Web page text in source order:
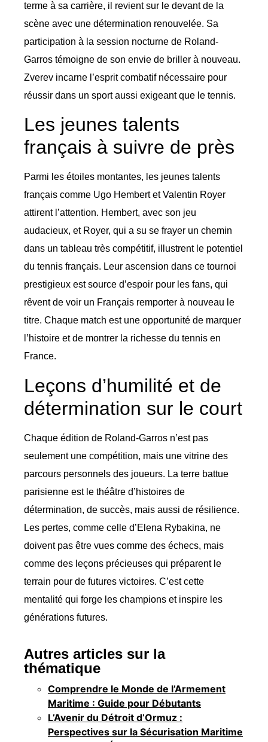
terme à sa carrière, il revient sur le devant de la
scène avec une détermination renouvelée. Sa
participation à la session nocturne de Roland-
Garros témoigne de son envie de briller à nouveau.
Zverev incarne l’esprit combatif nécessaire pour
réussir dans un sport aussi exigeant que le tennis.
Les jeunes talents
français à suivre de près
Parmi les étoiles montantes, les jeunes talents
français comme Ugo Hembert et Valentin Royer
attirent l’attention. Hembert, avec son jeu
audacieux, et Royer, qui a su se frayer un chemin
dans un tableau très compétitif, illustrent le potentiel
du tennis français. Leur ascension dans ce tournoi
prestigieux est source d’espoir pour les fans, qui
rêvent de voir un Français remporter à nouveau le
titre. Chaque match est une opportunité de marquer
l’histoire et de montrer la richesse du tennis en
France.
Leçons d’humilité et de
détermination sur le court
Chaque édition de Roland-Garros n’est pas
seulement une compétition, mais une vitrine des
parcours personnels des joueurs. La terre battue
parisienne est le théâtre d’histoires de
détermination, de succès, mais aussi de résilience.
Les pertes, comme celle d’Elena Rybakina, ne
doivent pas être vues comme des échecs, mais
comme des leçons précieuses qui préparent le
terrain pour de futures victoires. C’est cette
mentalité qui forge les champions et inspire les
générations futures.
Autres articles sur la
thématique
Comprendre le Monde de l’Armement
Maritime : Guide pour Débutants
L’Avenir du Détroit d’Ormuz :
Perspectives sur la Sécurisation Maritime